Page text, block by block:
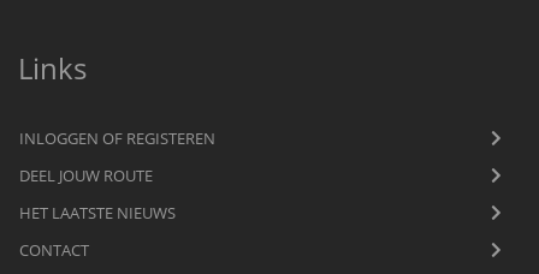
Links
INLOGGEN OF REGISTEREN
DEEL JOUW ROUTE
HET LAATSTE NIEUWS
CONTACT